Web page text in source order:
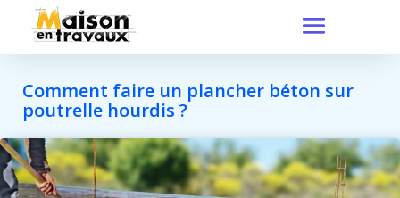
Comment faire un plancher béton sur
poutrelle hourdis ?